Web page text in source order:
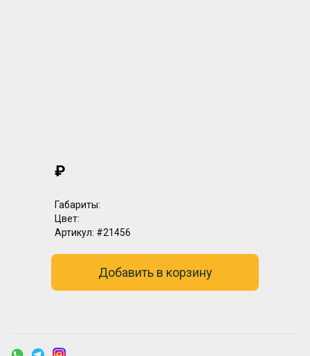
₽
Габариты:
Цвет:
Артикул: #21456
Добавить в корзину